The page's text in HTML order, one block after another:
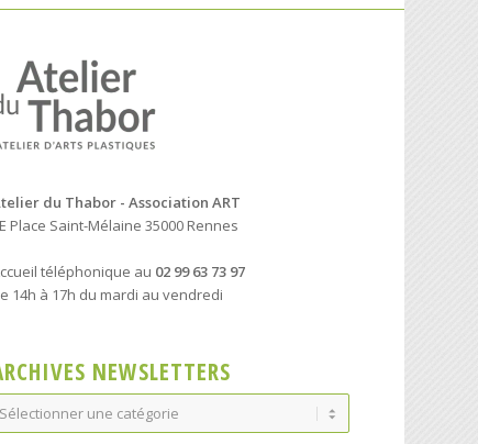
du Thabor - Association ART
Place Saint-Mélaine 35000 Rennes
téléphonique au 02 99 63 73 97
14h à 17h du mardi au vendredi
NEWSLETTERS
Archives